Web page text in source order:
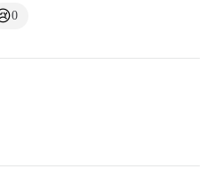
0